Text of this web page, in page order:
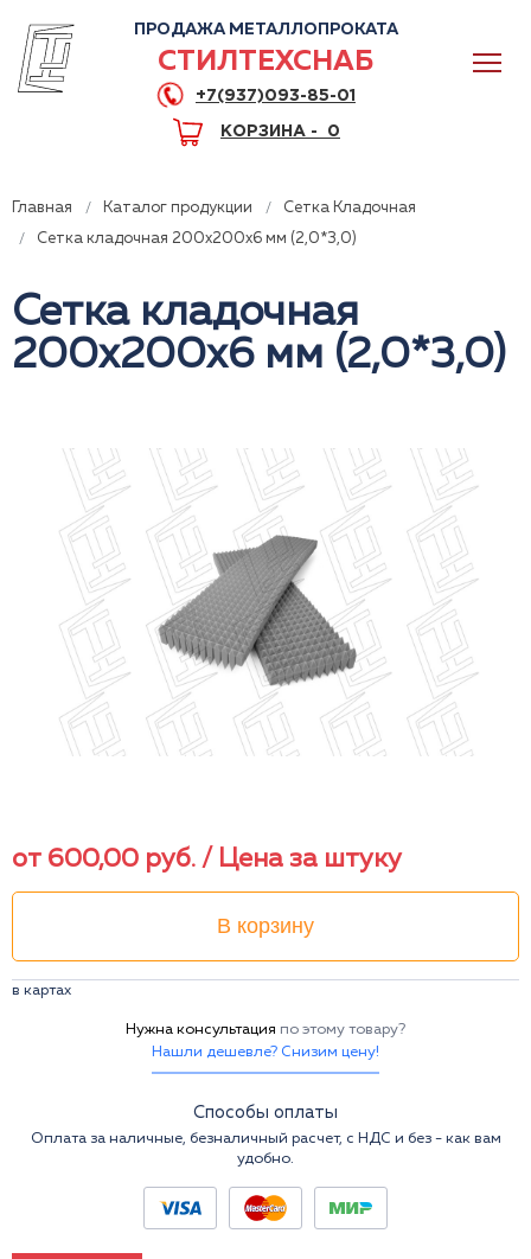
+7(937)093-85-01
ПРОДАЖА МЕТАЛЛОПРОКАТА
СТИЛТЕХСНАБ
+7(937)093-85-01
КОРЗИНА - 0
Главная Каталог продукции
Сетка Кладочная
Сетка кладочная 200x200x6 мм (2,0*3,0)
Сетка кладочная
200x200x6 мм (2,0*3,0)
от 600,00 руб. / Цена за штуку
В корзину
в картах
Нужна консультация по этому товару?
Нашли дешевле? Снизим цену!
Способы оплаты
Оплата за наличные, безналичный расчет, с НДС и без - как вам
удобно.